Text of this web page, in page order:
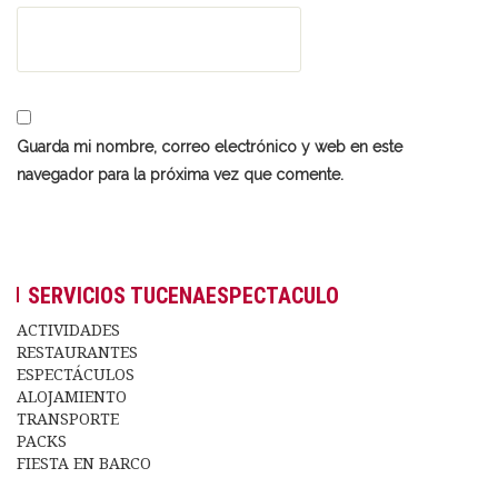
Guarda mi nombre, correo electrónico y web en este
navegador para la próxima vez que comente.
SERVICIOS TUCENAESPECTACULO
ACTIVIDADES
RESTAURANTES
ESPECTÁCULOS
ALOJAMIENTO
TRANSPORTE
PACKS
FIESTA EN BARCO